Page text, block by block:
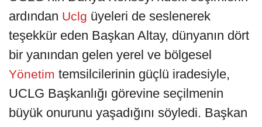
ardından Uclg üyeleri de seslenerek
teşekkür eden Başkan Altay, dünyanın dört
bir yanından gelen yerel ve bölgesel
Yönetim temsilcilerinin güçlü iradesiyle,
UCLG Başkanlığı görevine seçilmenin
büyük onurunu yaşadığını söyledi. Başkan